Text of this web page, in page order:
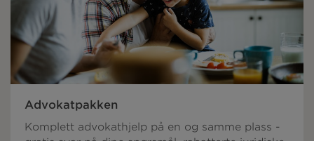
Advokatpakken
Komplett advokathjelp på en og samme plass -